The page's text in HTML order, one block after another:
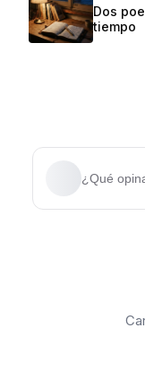
Dos
tiempo
¿Qué